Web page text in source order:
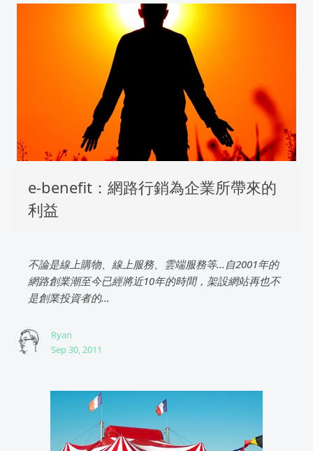
e-benefit：網路行銷為企業所帶來的
利益
不論是線上購物、線上服務、雲端服務等...自2001年的
網路創業潮至今已經將近10年的時間，架設網站再也不
是創業投資者的...
Ryan
Sep 30, 2011